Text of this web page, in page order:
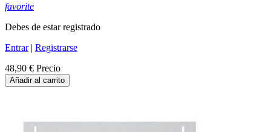
favorite
Debes de estar registrado
Entrar| Registrarse
48,90 € Precio
Añadir al carrito